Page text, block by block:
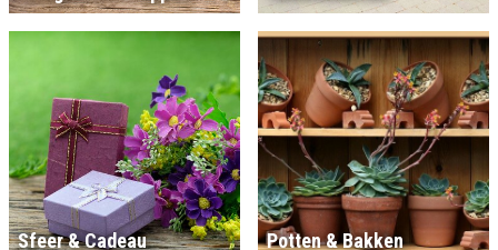
Sfeer & Cadeau Potten & Bakken